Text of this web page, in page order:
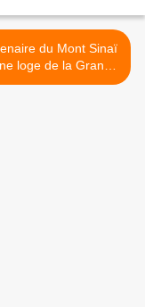
du Mont Sinaï
loge de la Grande
Loge de France. >